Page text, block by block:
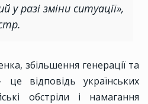
у разі зміни ситуації»,
збільшення генерації та
це відповідь українських
обстріли і намагання